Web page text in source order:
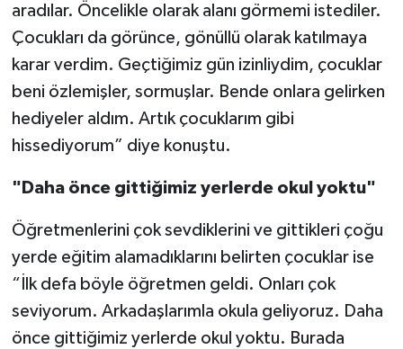
aradılar. Öncelikle olarak alanı görmemi istediler.
Çocukları da görünce, gönüllü olarak katılmaya
karar verdim. Geçtiğimiz gün izinliydim, çocuklar
beni özlemişler, sormuşlar. Bende onlara gelirken
hediyeler aldım. Artık çocuklarım gibi
hissediyorum” diye konuştu.
"Daha önce gittiğimiz yerlerde okul yoktu"
Öğretmenlerini çok sevdiklerini ve gittikleri çoğu
yerde eğitim alamadıklarını belirten çocuklar ise
“İlk defa böyle öğretmen geldi. Onları çok
seviyorum. Arkadaşlarımla okula geliyoruz. Daha
önce gittiğimiz yerlerde okul yoktu. Burada